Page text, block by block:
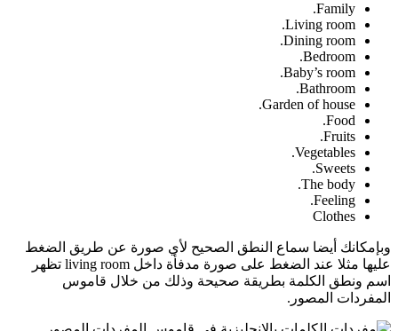
Family.
Living room.
Dining room.
Bedroom.
Baby’s room.
Bathroom.
Garden of house.
Food.
Fruits.
Vegetables.
Sweets.
The body.
Feeling.
Clothes
وبإمكانك أيضا سماع النطق الصحيح لأي صورة عن طريق الضغط
عليها مثلا عند الضغط على صورة مدفأة داخل living room تظهر
اسم ونطق الكلمة بطريقة صحيحة وذلك من خلال قاموس
المفردات المصور.